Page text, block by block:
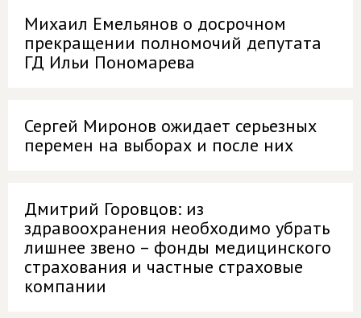
Михаил Емельянов о досрочном
прекращении полномочий депутата
ГД Ильи Пономарева
Сергей Миронов ожидает серьезных
перемен на выборах и после них
Дмитрий Горовцов: из
здравоохранения необходимо убрать
лишнее звено – фонды медицинского
страхования и частные страховые
компании